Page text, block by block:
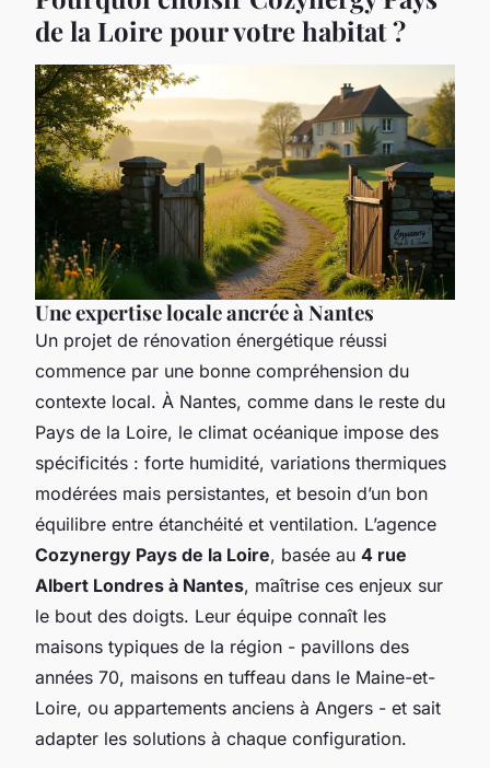
de la Loire pour votre habitat ?
Une expertise locale ancrée à Nantes
Un projet de rénovation énergétique réussi
commence par une bonne compréhension du
contexte local. À Nantes, comme dans le reste du
Pays de la Loire, le climat océanique impose des
spécificités : forte humidité, variations thermiques
modérées mais persistantes, et besoin d’un bon
équilibre entre étanchéité et ventilation. L’agence
Cozynergy Pays de la Loire, basée au 4 rue
Albert Londres à Nantes, maîtrise ces enjeux sur
le bout des doigts. Leur équipe connaît les
maisons typiques de la région - pavillons des
années 70, maisons en tuffeau dans le Maine-et-
Loire, ou appartements anciens à Angers - et sait
adapter les solutions à chaque configuration.